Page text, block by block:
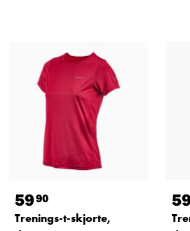
5990
Trenings-t-skjorte,